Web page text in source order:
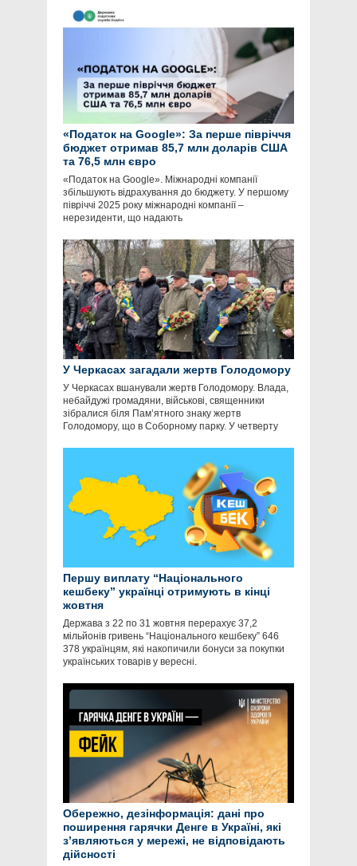
«Податок на Google»: За перше півріччя
бюджет отримав 85,7 млн доларів США
та 76,5 млн євро
«Податок на Google». Міжнародні компанії
збільшують відрахування до бюджету. У першому
півріччі 2025 року міжнародні компанії –
нерезиденти, що надають
У Черкасах загадали жертв Голодомору
У Черкасах вшанували жертв Голодомору. Влада,
небайдужі громадяни, військові, священники
зібралися біля Пам’ятного знаку жертв
Голодомору, що в Соборному парку. У четверту
Першу виплату “Національного
кешбеку” українці отримують в кінці
жовтня
Держава з 22 по 31 жовтня перерахує 37,2
мільйонів гривень “Національного кешбеку” 646
378 українцям, які накопичили бонуси за покупки
українських товарів у вересні.
Обережно, дезінформація: дані про
поширення гарячки Денге в Україні, які
зʼявляються у мережі, не відповідають
дійсності